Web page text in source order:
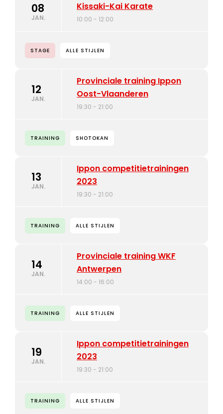
08
JAN.
Kissaki-Kai Karate
10:00 - 12:00
STAGE ALLE STIJLEN
12
JAN.
Provinciale training Ippon
Oost-Vlaanderen
19:30 - 21:00
TRAINING SHOTOKAN
13
JAN.
Ippon competitietrainingen
2023
19:30 - 21:00
TRAINING ALLE STIJLEN
14
JAN.
Provinciale training WKF
Antwerpen
14:00 - 16:00
TRAINING ALLE STIJLEN
19
JAN.
Ippon competitietrainingen
2023
19:30 - 21:00
TRAINING ALLE STIJLEN